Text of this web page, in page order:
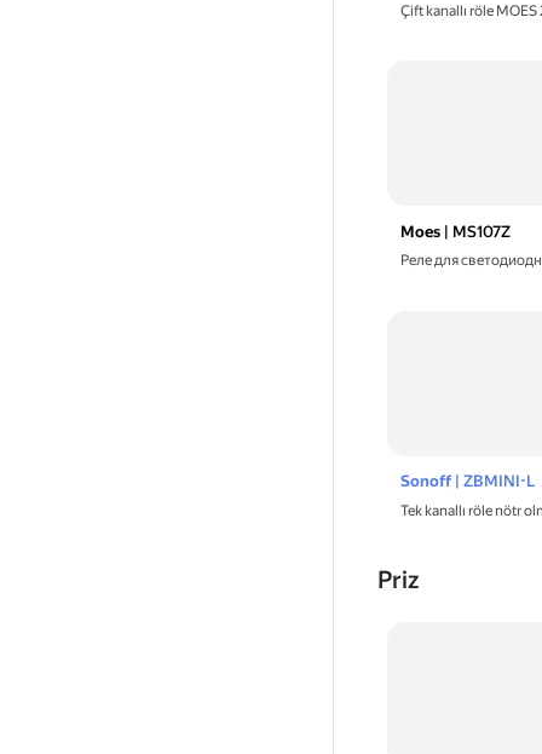
Çift kanallı röle
Moes| MS107Z
Реле для
Sonoff| ZBMINI-L
Tek kanallı röle nötr
Priz